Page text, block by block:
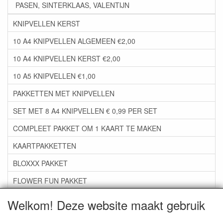
Welkom! Deze website maakt gebruik
PASEN, SINTERKLAAS, VALENTIJN
KNIPVELLEN KERST
10 A4 KNIPVELLEN ALGEMEEN €2,00
10 A4 KNIPVELLEN KERST €2,00
10 A5 KNIPVELLEN €1,00
PAKKETTEN MET KNIPVELLEN
SET MET 8 A4 KNIPVELLEN € 0,99 PER SET
COMPLEET PAKKET OM 1 KAART TE MAKEN
KAARTPAKKETTEN
BLOXXX PAKKET
FLOWER FUN PAKKET
***GROEP 06*** TAPE/LIJM SNIJMALLEN STEMPELS